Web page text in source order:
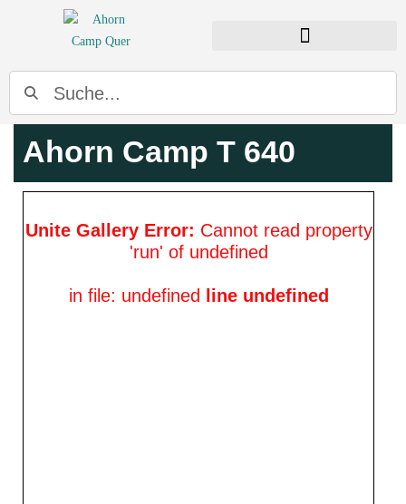
Ahorn Camp T 640
Unite Gallery Error: Cannot read property
'run' of undefined
in file: undefined line undefined